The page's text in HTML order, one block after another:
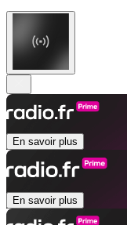
En savoir plus
En savoir plus